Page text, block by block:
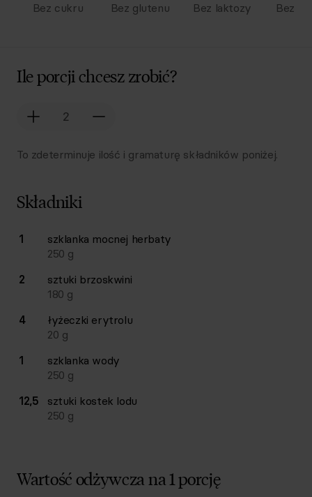
Bez cukru Bez glutenu Bez laktozy Bez
Ile porcji chcesz zrobić?
To zdeterminuje ilość i gramaturę składników poniżej.
Składniki
Lista składników przepisu z ilościami i wagami
Ilość Składnik
1 szklanka mocnej herbaty
250 g
2
sztuki brzoskwini
180 g
4
łyżeczki erytrolu
20 g
1
szklanka wody
250 g
12,5
sztuki kostek lodu
250 g
Wartość odżywcza na 1 porcję